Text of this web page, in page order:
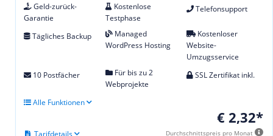
Geld-zurück-
Garantie
Kostenlose
Testphase
Telefonsupport
Tägliches Backup
Managed
WordPress Hosting
Kostenloser
Website-
Umzugsservice
10 Postfächer
Für bis zu 2
Webprojekte
SSL Zertifikat inkl.
Alle Funktionen
€ 2,32*
Durchschnittspreis pro Monat
Tarifdetails